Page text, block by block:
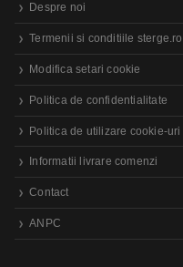
Despre noi
Termenii si conditiile sterge.ro
Modifica setari cookie
Politica de confidentialitate
Politica de utilizare cookie-uri
Informatii livrare comenzi
Contact
ANPC